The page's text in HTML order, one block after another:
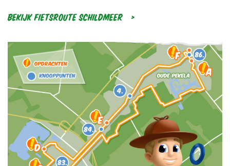
Bekijk Fietsroute Schildmeer